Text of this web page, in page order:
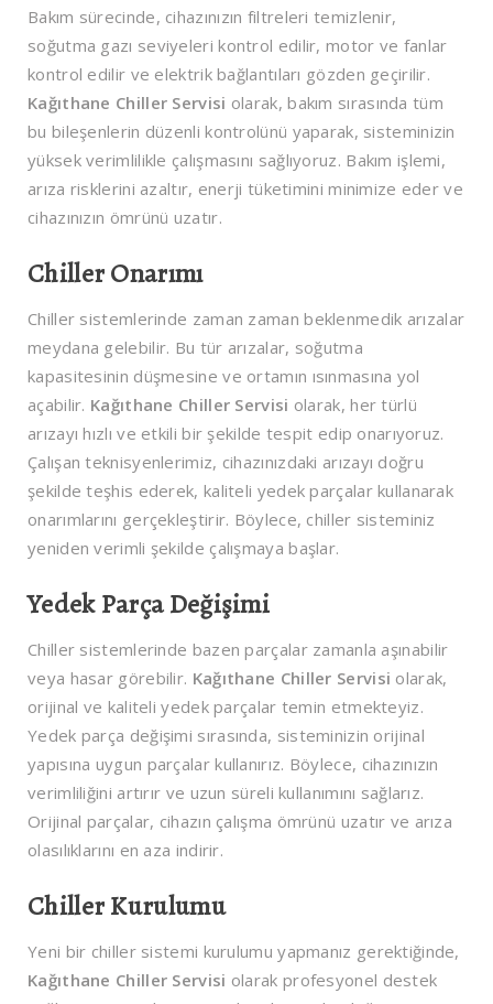
Bakım sürecinde, cihazınızın filtreleri temizlenir,
soğutma gazı seviyeleri kontrol edilir, motor ve fanlar
kontrol edilir ve elektrik bağlantıları gözden geçirilir.
Kağıthane Chiller Servisi olarak, bakım sırasında tüm
bu bileşenlerin düzenli kontrolünü yaparak, sisteminizin
yüksek verimlilikle çalışmasını sağlıyoruz. Bakım işlemi,
arıza risklerini azaltır, enerji tüketimini minimize eder ve
cihazınızın ömrünü uzatır.
Chiller Onarımı
Chiller sistemlerinde zaman zaman beklenmedik arızalar
meydana gelebilir. Bu tür arızalar, soğutma
kapasitesinin düşmesine ve ortamın ısınmasına yol
açabilir. Kağıthane Chiller Servisi olarak, her türlü
arızayı hızlı ve etkili bir şekilde tespit edip onarıyoruz.
Çalışan teknisyenlerimiz, cihazınızdaki arızayı doğru
şekilde teşhis ederek, kaliteli yedek parçalar kullanarak
onarımlarını gerçekleştirir. Böylece, chiller sisteminiz
yeniden verimli şekilde çalışmaya başlar.
Yedek Parça Değişimi
Chiller sistemlerinde bazen parçalar zamanla aşınabilir
veya hasar görebilir. Kağıthane Chiller Servisi olarak,
orijinal ve kaliteli yedek parçalar temin etmekteyiz.
Yedek parça değişimi sırasında, sisteminizin orijinal
yapısına uygun parçalar kullanırız. Böylece, cihazınızın
verimliliğini artırır ve uzun süreli kullanımını sağlarız.
Orijinal parçalar, cihazın çalışma ömrünü uzatır ve arıza
olasılıklarını en aza indirir.
Chiller Kurulumu
Yeni bir chiller sistemi kurulumu yapmanız gerektiğinde,
Kağıthane Chiller Servisi olarak profesyonel destek